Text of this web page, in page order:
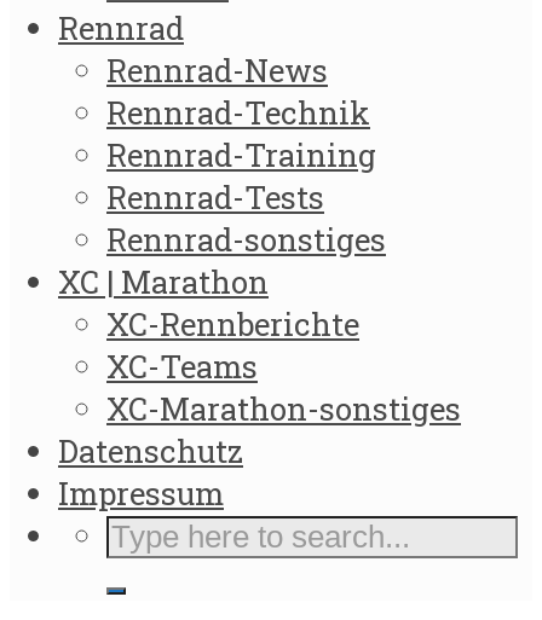
Rennrad
Rennrad-News
Rennrad-Technik
Rennrad-Training
Rennrad-Tests
Rennrad-sonstiges
XC | Marathon
XC-Rennberichte
XC-Teams
XC-Marathon-sonstiges
Datenschutz
Impressum